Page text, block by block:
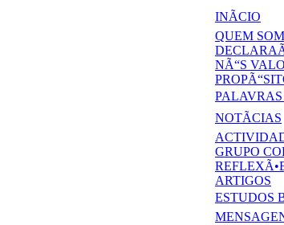
INÃCIO
QUEM
NÃ“S
PALAVRAS
NOTÃCIAS
GRUPO
ARTIGOS
ESTUDOS